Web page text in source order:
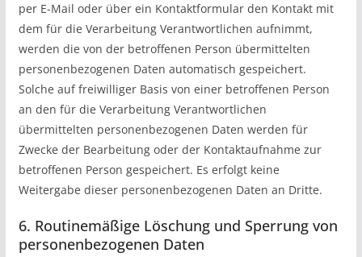
per E-Mail oder über ein Kontaktformular den Kontakt mit
dem für die Verarbeitung Verantwortlichen aufnimmt,
werden die von der betroffenen Person übermittelten
personenbezogenen Daten automatisch gespeichert.
Solche auf freiwilliger Basis von einer betroffenen Person
an den für die Verarbeitung Verantwortlichen
übermittelten personenbezogenen Daten werden für
Zwecke der Bearbeitung oder der Kontaktaufnahme zur
betroffenen Person gespeichert. Es erfolgt keine
Weitergabe dieser personenbezogenen Daten an Dritte.
6. Routinemäßige Löschung und Sperrung von
personenbezogenen Daten